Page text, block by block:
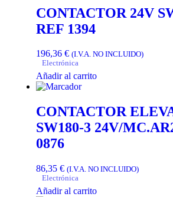
CONTACTOR 24V
REF 1394
196,36 € (I.V.A. NO INCLUIDO)
Electrónica
Añadir al carrito
CONTACTOR
SW180-3 24V/
0876
86,35 € (I.V.A. NO INCLUIDO)
Electrónica
Añadir al carrito